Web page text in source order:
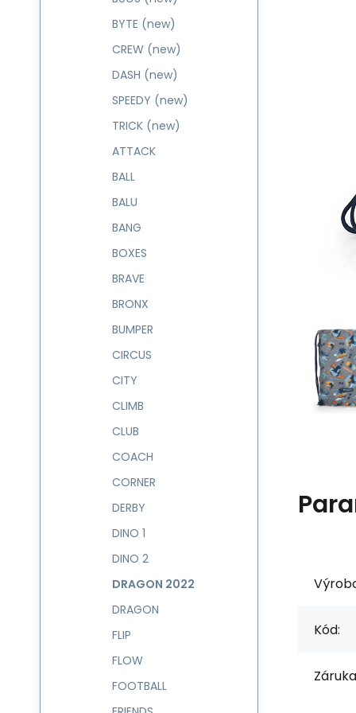
Kód:
BYTE (new)
CREW (new)
DASH (new)
SPEEDY (new)
TRICK (new)
ATTACK
BALL
BALU
BANG
BOXES
BRAVE
BRONX
BUMPER
CIRCUS
CITY
CLIMB
CLUB
COACH
CORNER
DERBY
DINO 1
DINO 2
DRAGON 2022
DRAGON
FLIP
FLOW
FOOTBALL